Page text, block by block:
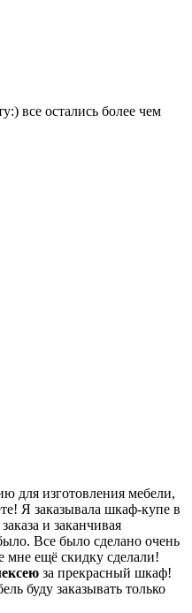
все остались более чем
для изготовления мебели,
Я заказывала шкаф-купе в
и заканчивая
Все было сделано очень
мне ещё скидку сделали!
за прекрасный шкаф!
буду заказывать только